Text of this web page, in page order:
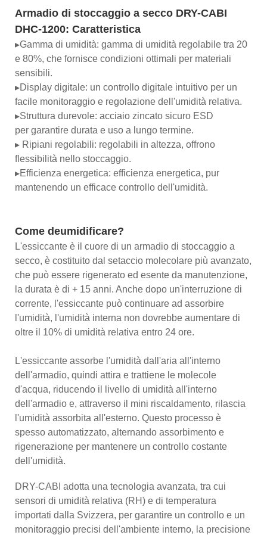
Armadio di stoccaggio a secco DRY-CABI
DHC-1200: Caratteristica
▸Gamma di umidità: gamma di umidità regolabile tra 20
e 80%, che fornisce condizioni ottimali per materiali
sensibili.
▸Display digitale: un controllo digitale intuitivo per un
facile monitoraggio e regolazione dell'umidità relativa.
▸Struttura durevole: acciaio zincato sicuro ESD
per garantire durata e uso a lungo termine.
▸ Ripiani regolabili: regolabili in altezza, offrono
flessibilità nello stoccaggio.
▸Efficienza energetica: efficienza energetica, pur
mantenendo un efficace controllo dell'umidità.
Come deumidificare?
L'essiccante è il cuore di un armadio di stoccaggio a
secco, è costituito dal setaccio molecolare più avanzato,
che può essere rigenerato ed esente da manutenzione,
la durata è di + 15 anni. Anche dopo un'interruzione di
corrente, l'essiccante può continuare ad assorbire
l'umidità, l'umidità interna non dovrebbe aumentare di
oltre il 10% di umidità relativa entro 24 ore.
L'essiccante assorbe l'umidità dall'aria all'interno
dell'armadio, quindi attira e trattiene le molecole
d'acqua, riducendo il livello di umidità all'interno
dell'armadio e, attraverso il mini riscaldamento, rilascia
l'umidità assorbita all'esterno. Questo processo è
spesso automatizzato, alternando assorbimento e
rigenerazione per mantenere un controllo costante
dell'umidità.
DRY-CABI adotta una tecnologia avanzata, tra cui
sensori di umidità relativa (RH) e di temperatura
importati dalla Svizzera, per garantire un controllo e un
monitoraggio precisi dell'ambiente interno, la precisione